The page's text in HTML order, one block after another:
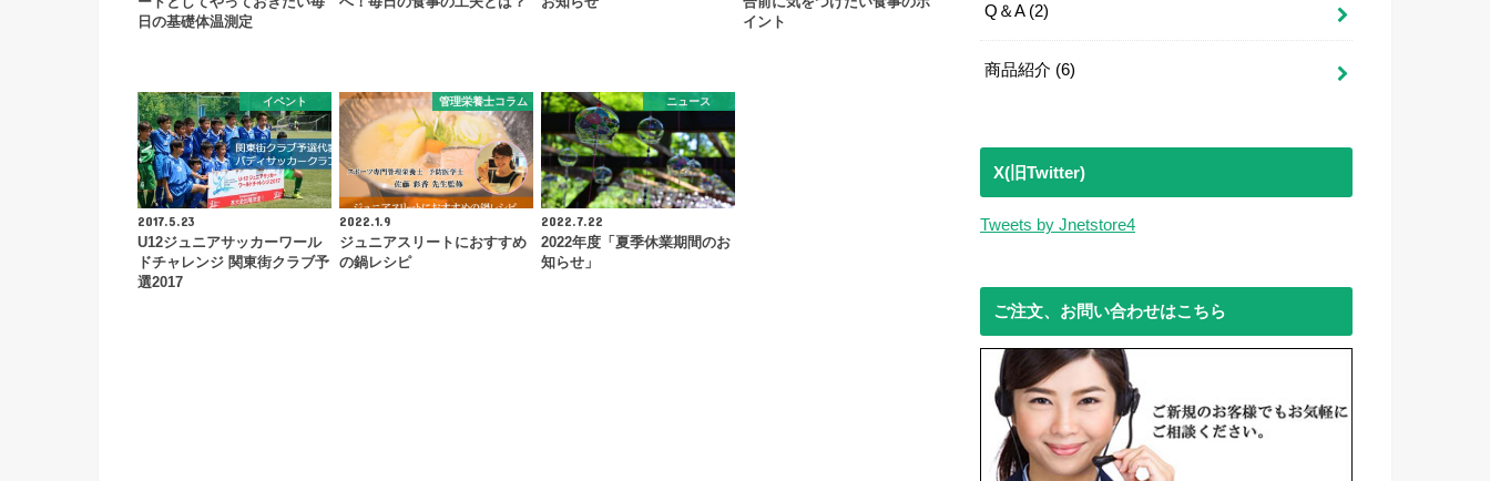
日の基礎体温測定
イント
イベント
2017.5.23
U12ジュニアサッカーワール
ドチャレンジ 関東街クラブ予
選2017
管理栄養士コラム
2022.1.9
ジュニアスリートにおすすめ
の鍋レシピ
ニュース
2022.7.22
2022年度「夏季休業期間のお
知らせ」
Q＆A (2)
商品紹介 (6)
X(旧Twitter)
Tweets by Jnetstore4
ご注文、お問い合わせはこちら